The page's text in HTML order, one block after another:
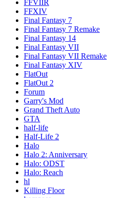
FFVIIR
FFXIV
Final Fantasy 7
Final Fantasy 7 Remake
Final Fantasy 14
Final Fantasy VII
Final Fantasy VII Remake
Final Fantasy XIV
FlatOut
FlatOut 2
Forum
Garry's Mod
Grand Theft Auto
GTA
half-life
Half-Life 2
Halo
Halo 2: Anniversary
Halo: ODST
Halo: Reach
hl
Killing Floor